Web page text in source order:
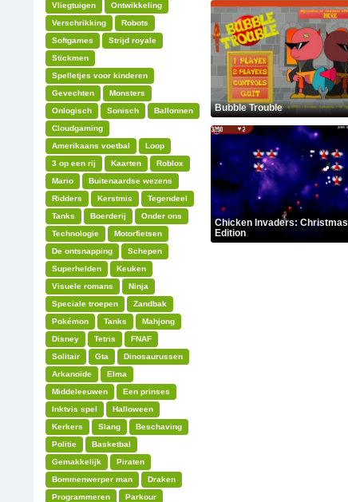
Vliegtuigen
Ontwikkeling
Verschrikking
Robots
Softgames
Strijd royale
Stickmen
Spelletjes voor kinderen
Gevechten
Monsters
Onlogisch
Sonisch
Ballonnen
Cloudgaming
Amerikaans voetbal
Loop
3 op een rij
Kaarten
Roblox
Mario
Buitenaardse wezens
Ridders
Kerstmis
Tegendeel
Tanks
Boerderij
Onder ons
Technologie
Motorfietsen
De ontsnapping
Schepen
Superhelden
Keuken
Visuele romans
Ninja
Speciale troepen
Zandbak
Pokémon
Tanks
Mahjong
Disney
Tetris
FNAF
Solitair
Gta
Dinosaurussen
Arkanoïde
Elma
Middeleeuwen
Een prinses
Inktvis spel
Halloween
Kerkers
Slang
Beschaving
Politie
Basketbal
Gemakkelijk
Piraten
Bommenwerper man
Draken
Programmeren
Parkour
Bubble Trouble
Chicken Invaders: Christmas
Edition